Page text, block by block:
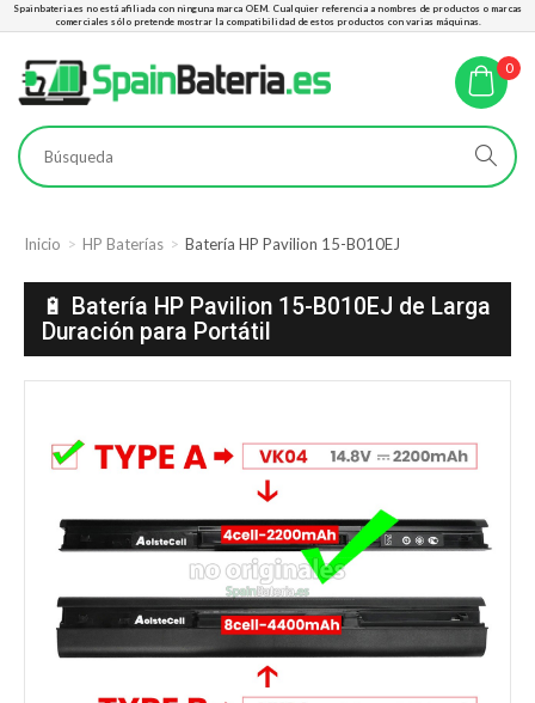
Spainbateria.es no está afiliada con ninguna marca OEM. Cualquier referencia a nombres de productos o marcas
comerciales sólo pretende mostrar la compatibilidad de estos productos con varias máquinas.
0
Inicio HP Baterías Batería HP Pavilion 15-B010EJ
🔋 Batería HP Pavilion 15-B010EJ de Larga
Duración para Portátil